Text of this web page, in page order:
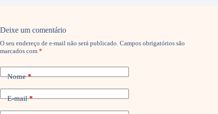
Deixe um comentário
O seu endereço de e-mail não será publicado. Campos obrigatórios são
marcados com *
Nome*
E-mail*